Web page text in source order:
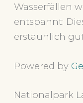
Wasserfällen
entspannt:
erstaunlich
Powered by
Nationalpark